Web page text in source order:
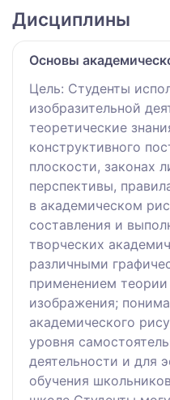
Дисциплины
Основы
Цель: Студенты
изобразительной
теоретические
конструктивного
плоскости, законах
перспективы,
в академическом
составления и
творческих
различными
применением
изображения;
академического
уровня
деятельности и для
обучения